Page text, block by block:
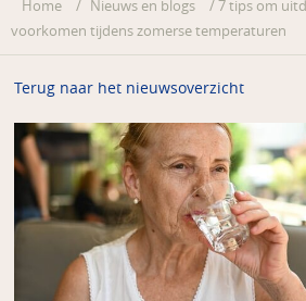
Home / Nieuws en blogs / 7 tips om
voorkomen tijdens zomerse temperaturen
Terug naar het nieuwsoverzicht